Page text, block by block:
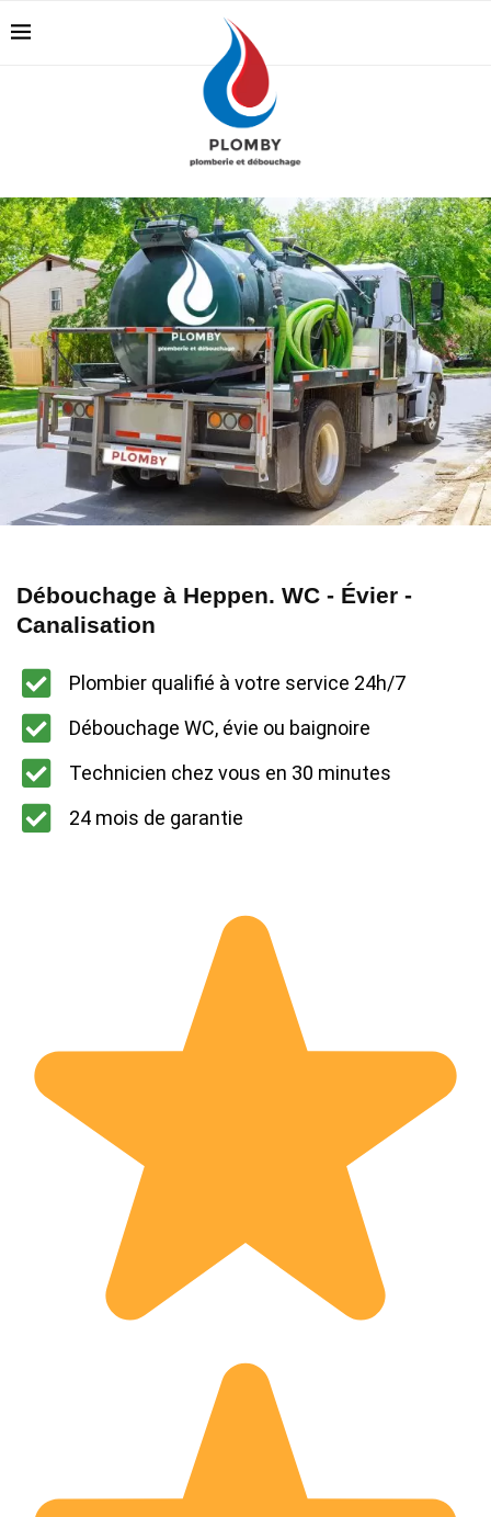
Débouchage à Heppen. WC - Évier -
Canalisation
Plombier qualifié à votre service 24h/7
Débouchage WC, évie ou baignoire
Technicien chez vous en 30 minutes
24 mois de garantie